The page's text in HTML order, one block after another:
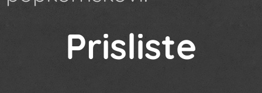
Prisliste